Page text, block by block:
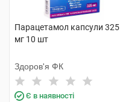
Парацетамол капсули 325
мг 10 шт
Здоров'я ФК
Є в наявності